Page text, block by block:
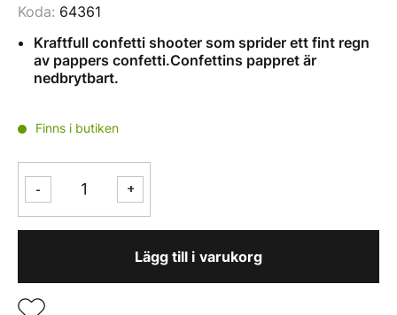
Koda: 64361
Kraftfull confetti shooter som sprider ett fint regn
av pappers confetti.Confettins pappret är
nedbrytbart.
Finns i butiken
-
CONFETTI
SHOOTER
BLÅ/GUL
+
Lägg till i varukorg